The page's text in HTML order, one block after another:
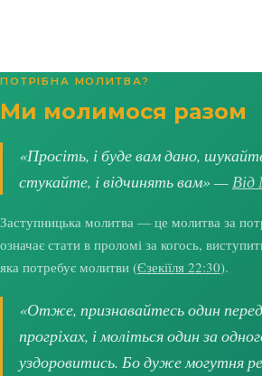
ПОТРІБНА МОЛИТВА?
Ми молимося разом
«Просіть, і буде вам дано,
стукайте, і відчинять вам» —Від
Заступницька молитва — це молитва за
означає стати в проломі за когось,
яка потребує молитви (Єзекіїля 22:30).
«Отже, признавайтесь один перед
прогріхах, і моліться один за
уздоровитись. Бо дуже могутня